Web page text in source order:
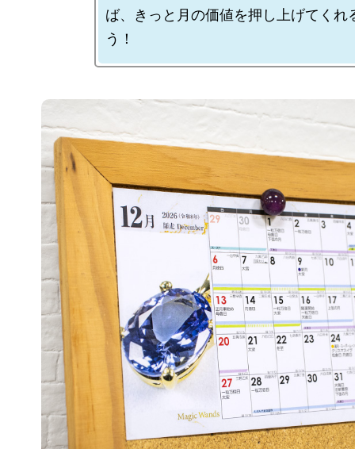
ば、きっと月の価値を押し上げてくれ